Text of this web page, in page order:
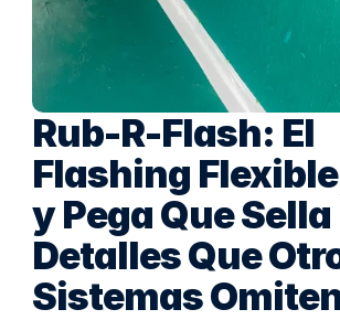
Rub-R-Flash: El
Flashing
y Pega Que
Detalles Que
Sistemas